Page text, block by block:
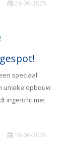
23-06-2025
speciaal
unieke opbouw
ingericht met
18-06-2025